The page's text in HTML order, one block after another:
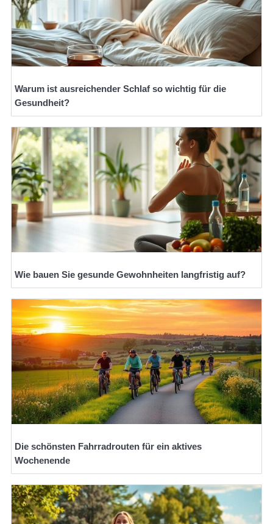
Warum ist ausreichender Schlaf so wichtig für die
Gesundheit?
Wie bauen Sie gesunde Gewohnheiten langfristig auf?
Die schönsten Fahrradrouten für ein aktives
Wochenende